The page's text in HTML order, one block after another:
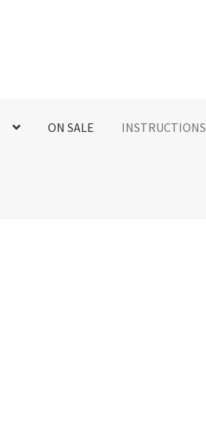
ON SALE INSTRUCTIONS